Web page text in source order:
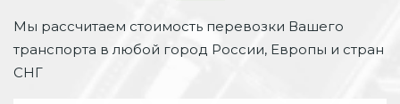
Мы рассчитаем стоимость перевозки Вашего
транспорта в любой город России, Европы и стран
СНГ